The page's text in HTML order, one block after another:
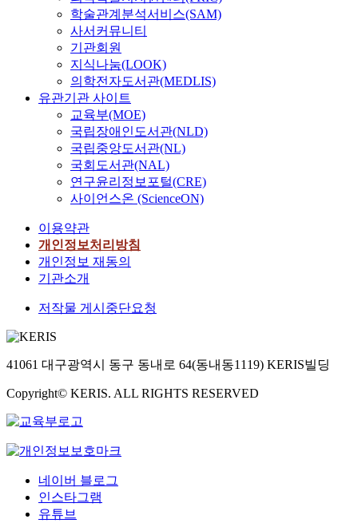
학술관계분석서비스(SAM)
사서커뮤니티
기관회원
지식나눔(LOOK)
의학전자도서관(MEDLIS)
유관기관 사이트
교육부(MOE)
국립장애인도서관(NLD)
국립중앙도서관(NL)
국회도서관(NAL)
연구윤리정보포털(CRE)
사이언스온 (ScienceON)
이용약관
개인정보처리방침
개인정보 재동의
기관소개
저작물 게시중단요청
41061 대구광역시 동구 동내로 64(동내동1119) KERIS빌딩
Copyright© KERIS. ALL RIGHTS RESERVED
네이버 블로그
인스타그램
유튜브